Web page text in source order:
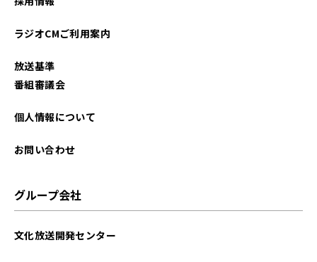
ラジオCMご利用案内
放送基準
番組審議会
個人情報について
お問い合わせ
グループ会社
文化放送開発センター